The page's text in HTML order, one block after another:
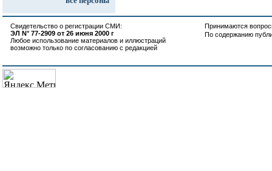
Свидетельство о регистрации СМИ:
ЭЛ N° 77-2909 от 26 июня 2000 г
Любое использование материалов и иллюстраций
возможно только по согласованию с редакцией
Принимаются
По содержанию